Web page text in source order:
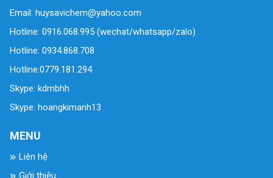
Email: huysavichem@yahoo.com
Hotline: 0916.068.995 (wechat/whatsapp/zalo)
Hotline: 0934.868.708
Hotline:0779.181.294
Skype: kdmbhh
Skype: hoangkimanh13
MENU
Liên hệ
Giới thiệu